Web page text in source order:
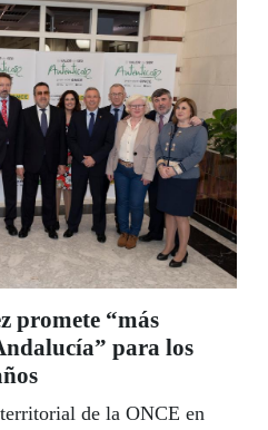
La presidenta del
que la celebración
su valor y vigencia".
promete “más
para los
de la ONCE en